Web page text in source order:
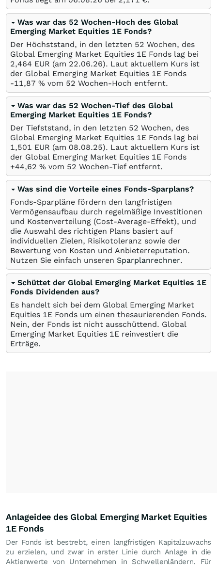
Was war das 52 Wochen-Hoch des Global
Emerging Market Equities 1E Fonds?
Der Höchststand, in den letzten 52 Wochen, des
Global Emerging Market Equities 1E Fonds lag bei
2,464 EUR (am 22.06.26). Laut aktuellem Kurs ist
der Global Emerging Market Equities 1E Fonds
-11,87 % vom 52 Wochen-Hoch entfernt.
Was war das 52 Wochen-Tief des Global
Emerging Market Equities 1E Fonds?
Der Tiefststand, in den letzten 52 Wochen, des
Global Emerging Market Equities 1E Fonds lag bei
1,501 EUR (am 08.08.25). Laut aktuellem Kurs ist
der Global Emerging Market Equities 1E Fonds
+44,62 % vom 52 Wochen-Tief entfernt.
Was sind die Vorteile eines Fonds-Sparplans?
Fonds-Sparpläne fördern den langfristigen
Vermögensaufbau durch regelmäßige Investitionen
und Kostenverteilung (Cost-Average-Effekt), und
die Auswahl des richtigen Plans basiert auf
individuellen Zielen, Risikotoleranz sowie der
Bewertung von Kosten und Anbieterreputation.
Nutzen Sie einfach unseren Sparplanrechner.
Schüttet der Global Emerging Market Equities 1E
Fonds Dividenden aus?
Es handelt sich bei dem Global Emerging Market
Equities 1E Fonds um einen thesaurierenden Fonds.
Nein, der Fonds ist nicht ausschüttend. Global
Emerging Market Equities 1E reinvestiert die
Erträge.
Anlageidee des Global Emerging Market Equities
1E Fonds
Der Fonds ist bestrebt, einen langfristigen Kapitalzuwachs
zu erzielen, und zwar in erster Linie durch Anlage in die
Aktienwerte von Unternehmen in Schwellenländern. Für